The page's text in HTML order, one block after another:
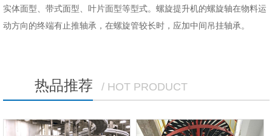
实体面型、带式面型、叶片面型等型式。螺旋提升机的螺旋轴在物料运
动方向的终端有止推轴承，在螺旋管较长时，应加中间吊挂轴承。
热品推荐 / HOT PRODUCT